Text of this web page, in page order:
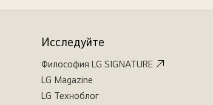
Исследуйте
Философия LG SIGNATURE
LG Magazine
LG Техноблог